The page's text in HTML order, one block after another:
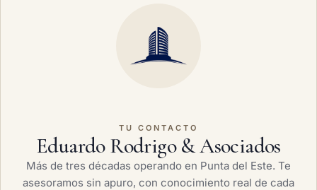
TU CONTACTO
Eduardo Rodrigo & Asociados
Más de tres décadas operando en Punta del Este. Te
asesoramos sin apuro, con conocimiento real de cada